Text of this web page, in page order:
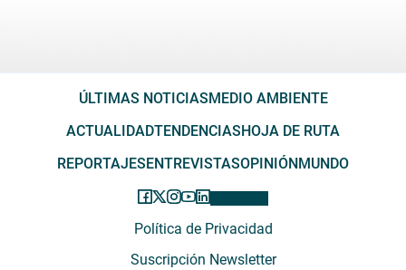
ÚLTIMAS NOTICIASMEDIO AMBIENTE
ACTUALIDADTENDENCIASHOJA DE RUTA
REPORTAJESENTREVISTASOPINIÓNMUNDO
Política de Privacidad
Suscripción Newsletter